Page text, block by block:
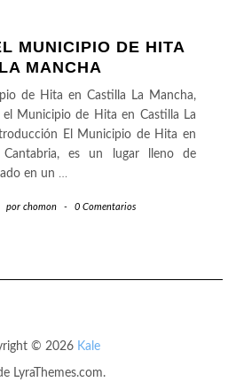
MUNICIPIO DE HITA
MANCHA
de Hita en Castilla La Mancha,
Municipio de Hita en Castilla La
El Municipio de Hita en
Cantabria, es un lugar lleno de
en un …
por chomon - 0 Comentarios
© 2026 Kale
LyraThemes.com.